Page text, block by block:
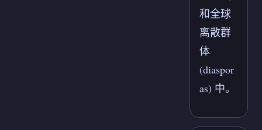
和全球
离散群
体
(diaspor
as) 中。